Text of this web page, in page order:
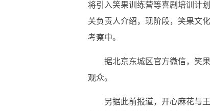
将引入笑果训练营等喜剧培训计划
关负责人介绍，现阶段，笑果文
考察中。
据北京东城区官方微信，笑
观众。
另据此前报道，开心麻花与